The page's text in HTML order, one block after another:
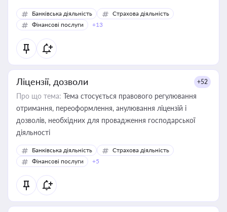
Банківська діяльність
Страхова діяльність
Фінансові послуги
+13
Ліцензії, дозволи +52
Про що тема: Тема стосується правового регулювання
отримання, переоформлення, анулювання ліцензій і
дозволів, необхідних для провадження господарської
діяльності
Банківська діяльність
Страхова діяльність
Фінансові послуги
+5